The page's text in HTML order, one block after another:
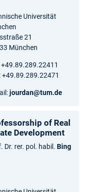
Universität
21
München
+49.89.289.22411
+49.89.289.22471
jourdan@tum.de
of Real
Development
Dr. rer. pol. habil. Bing